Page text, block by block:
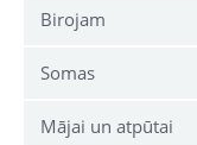
Birojam
Somas
Mājai un atpūtai